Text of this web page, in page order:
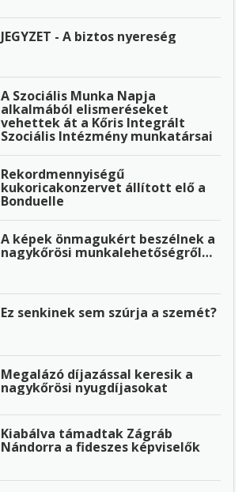
JEGYZET - A biztos nyereség
A Szociális Munka Napja
alkalmából elismeréseket
vehettek át a Kőris Integrált
Szociális Intézmény munkatársai
Rekordmennyiségű
kukoricakonzervet állított elő a
Bonduelle
A képek önmagukért beszélnek a
nagykőrösi munkalehetőségről…
Ez senkinek sem szúrja a szemét?
Megalázó díjazással keresik a
nagykőrösi nyugdíjasokat
Kiabálva támadtak Zágráb
Nándorra a fideszes képviselők